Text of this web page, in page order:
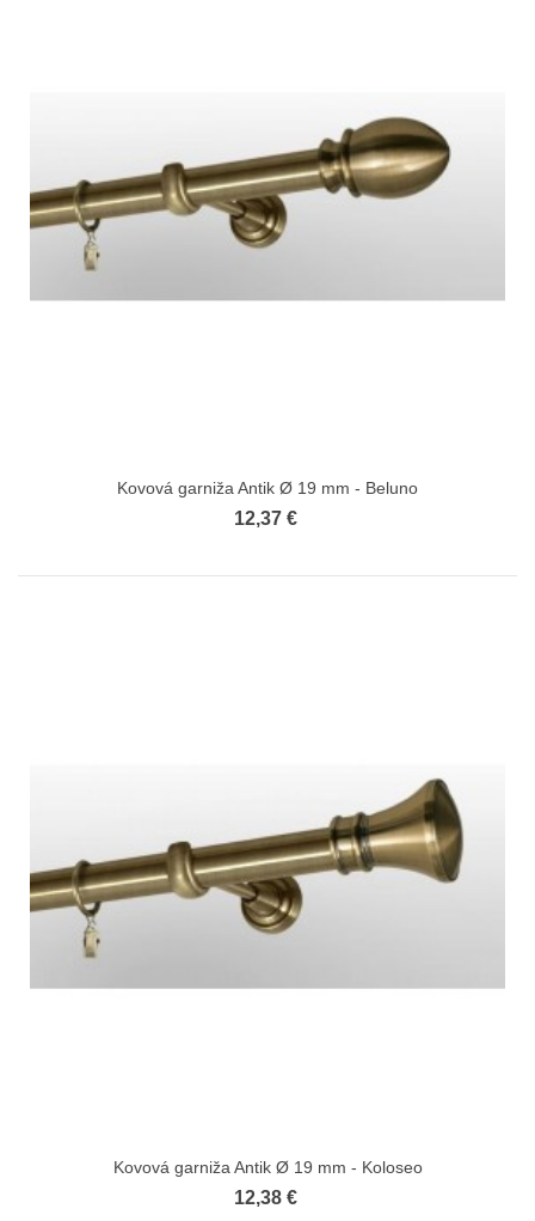
Kovová garniža Antik Ø 19 mm - Beluno
12,37 €
Kovová garniža Antik Ø 19 mm - Koloseo
12,38 €